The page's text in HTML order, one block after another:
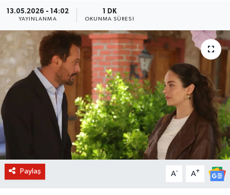
13.05.2026 - 14:02
YAYINLANMA
1 DK
OKUNMA SÜRESI
Paylaş A- A+
SAĞLIK
BİLİM VE TEKNOLOJİ
OTOMOBİL
KURUMSAL